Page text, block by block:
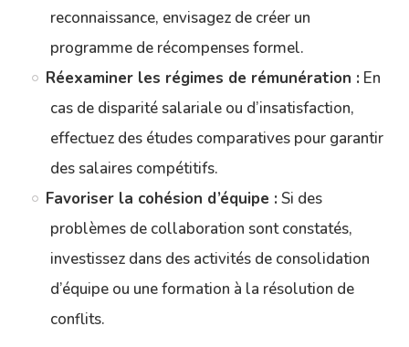
reconnaissance, envisagez de créer un
programme de récompenses formel.
Réexaminer les régimes de rémunération : En
cas de disparité salariale ou d’insatisfaction,
effectuez des études comparatives pour garantir
des salaires compétitifs.
Favoriser la cohésion d’équipe : Si des
problèmes de collaboration sont constatés,
investissez dans des activités de consolidation
d’équipe ou une formation à la résolution de
conflits.